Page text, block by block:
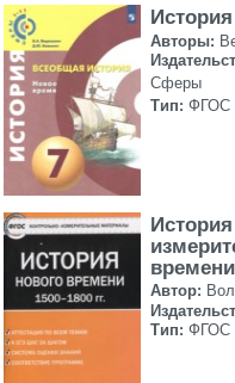
Авторы:
Сферы
Тип: ФГОС
времени
Автор:
Тип: ФГОС